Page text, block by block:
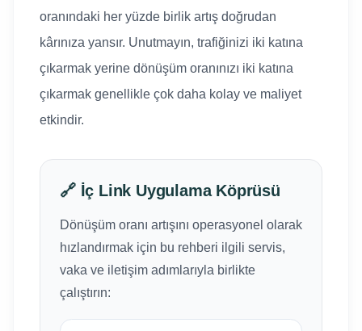
oranındaki her yüzde birlik artış doğrudan
kârınıza yansır. Unutmayın, trafiğinizi iki katına
çıkarmak yerine dönüşüm oranınızı iki katına
çıkarmak genellikle çok daha kolay ve maliyet
etkindir.
🔗 İç Link Uygulama Köprüsü
Dönüşüm oranı artışını operasyonel olarak
hızlandırmak için bu rehberi ilgili servis,
vaka ve iletişim adımlarıyla birlikte
çalıştırın: